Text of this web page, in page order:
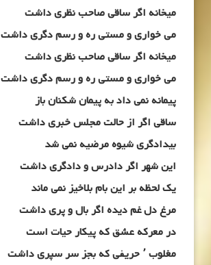
میخانه اگر ساقی صاحب نظری داشت
می خواری و مستی ره و رسم دگری داشت
میخانه اگر ساقی صاحب نظری داشت
می خواری و مستی ره و رسم دگری داشت
پیمانه نمی داد به پیمان شکنان باز
ساقی اگر از حالت مجلس خبری داشت
بیدادگری شیوه مرضیه نمی شد
این شهر اگر دادرس و دادگری داشت
یک لحظه بر این بام بلاخیز نمی ماند
مرغ دل غم دیده اگر بال و پری داشت
در معرکه عشق که پیکار حیات است
مغلوب ٬ حریفی که بجز سر سپری داشت